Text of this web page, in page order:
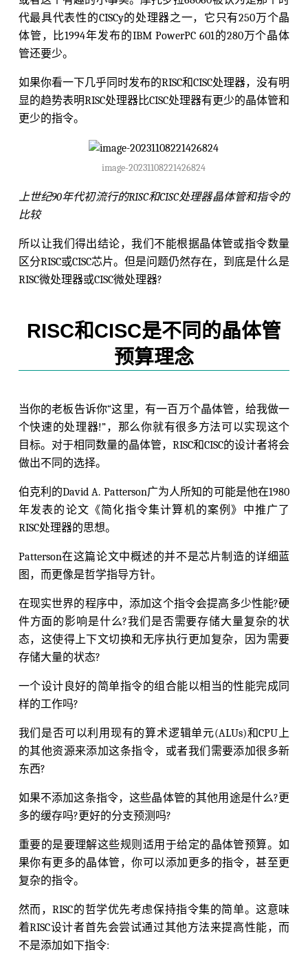
代最具代表性的CISCy的处理器之一，它只有250万个晶
体管，比1994年发布的IBM PowerPC 601的280万个晶体
管还要少。
如果你看一下几乎同时发布的RISC和CISC处理器，没有明
显的趋势表明RISC处理器比CISC处理器有更少的晶体管和
更少的指令。
image-20231108221426824
上世纪90年代初流行的RISC和CISC处理器晶体管和指令的
比较
所以让我们得出结论，我们不能根据晶体管或指令数量
区分RISC或CISC芯片。但是问题仍然存在，到底是什么是
RISC微处理器或CISC微处理器?
RISC和CISC是不同的晶体管
预算理念
当你的老板告诉你“这里，有一百万个晶体管，给我做一
个快速的处理器!”，那么你就有很多方法可以实现这个
目标。对于相同数量的晶体管，RISC和CISC的设计者将会
做出不同的选择。
伯克利的David A. Patterson广为人所知的可能是他在1980
年发表的论文《简化指令集计算机的案例》中推广了
RISC处理器的思想。
Patterson在这篇论文中概述的并不是芯片制造的详细蓝
图，而更像是哲学指导方针。
在现实世界的程序中，添加这个指令会提高多少性能?硬
件方面的影响是什么?我们是否需要存储大量复杂的状
态，这使得上下文切换和无序执行更加复杂，因为需要
存储大量的状态?
一个设计良好的简单指令的组合能以相当的性能完成同
样的工作吗?
我们是否可以利用现有的算术逻辑单元(ALUs)和CPU上
的其他资源来添加这条指令，或者我们需要添加很多新
东西?
如果不添加这条指令，这些晶体管的其他用途是什么?更
多的缓存吗?更好的分支预测吗?
重要的是要理解这些规则适用于给定的晶体管预算。如
果你有更多的晶体管，你可以添加更多的指令，甚至更
复杂的指令。
然而，RISC的哲学优先考虑保持指令集的简单。这意味
着RISC设计者首先会尝试通过其他方法来提高性能，而
不是添加如下指令: